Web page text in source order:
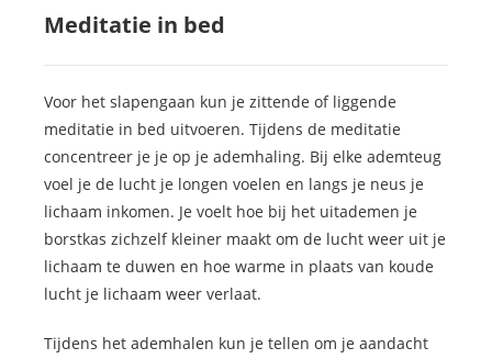
Meditatie in bed
Voor het slapengaan kun je zittende of liggende
meditatie in bed uitvoeren. Tijdens de meditatie
concentreer je je op je ademhaling. Bij elke ademteug
voel je de lucht je longen voelen en langs je neus je
lichaam inkomen. Je voelt hoe bij het uitademen je
borstkas zichzelf kleiner maakt om de lucht weer uit je
lichaam te duwen en hoe warme in plaats van koude
lucht je lichaam weer verlaat.
Tijdens het ademhalen kun je tellen om je aandacht